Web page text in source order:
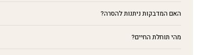
האם המדבקות ניתנות להסרה?
מהי תוחלת החיים?